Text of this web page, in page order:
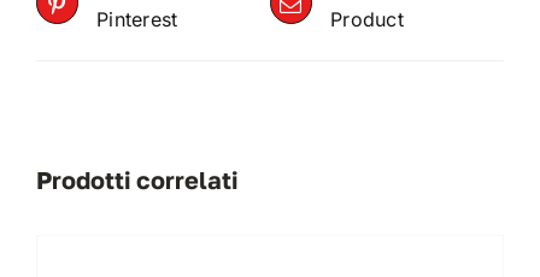
Pinterest
Product
Prodotti correlati